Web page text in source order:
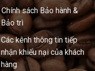
Chính sách Bảo hành &
Bảo trì
Các kênh thông tin tiếp
nhận khiếu nại của khách
hàng